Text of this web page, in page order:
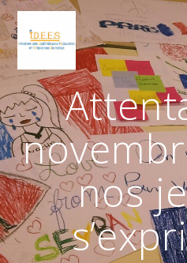
nos